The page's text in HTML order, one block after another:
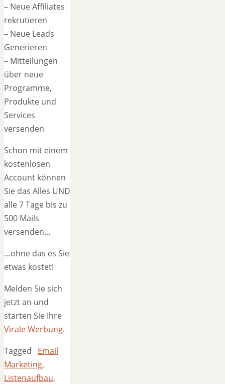
– Neue Affiliates
rekrutieren
– Neue Leads
Generieren
– Mitteilungen
über neue
Programme,
Produkte und
Services
versenden
Schon mit einem
kostenlosen
Account können
Sie das Alles UND
alle 7 Tage bis zu
500 Mails
versenden…
…ohne das es Sie
etwas kostet!
Melden Sie sich
jetzt an und
starten Sie Ihre
Virale Werbung.
Tagged
Email
Marketing,
Listenaufbau,